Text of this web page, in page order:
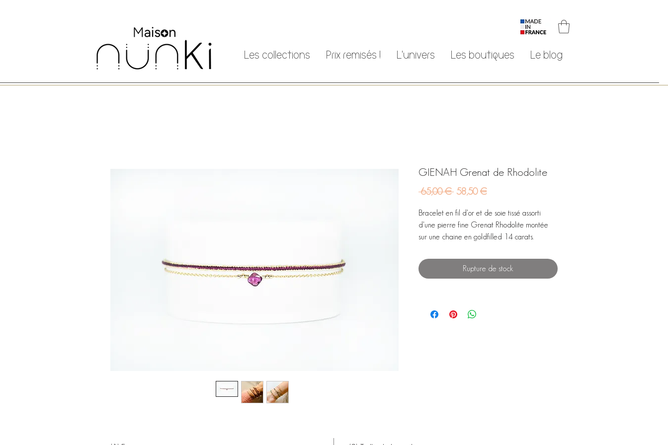
Les collections Prix remisés ! L'univers Les boutiques Le blog
GIENAH Grenat de Rhodolite
65,00 € Prix
58,50 €Prix
Bracelet en fil d'or et de soie tissé assorti
d'une pierre fine Grenat Rhodolite montée
sur une chaine en goldfilled 14 carats.
Rupture de stock